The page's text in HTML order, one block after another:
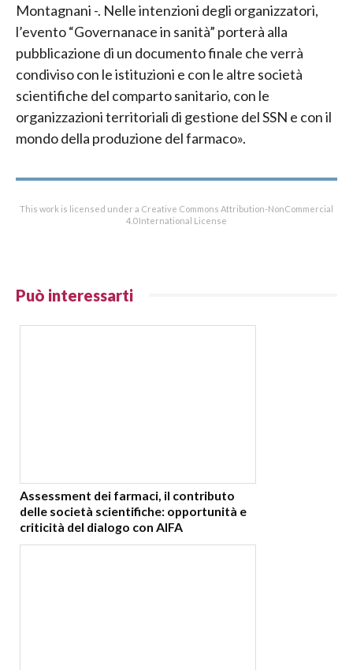
Montagnani -. Nelle intenzioni degli organizzatori,
l’evento “Governanace in sanità” porterà alla
pubblicazione di un documento finale che verrà
condiviso con le istituzioni e con le altre società
scientifiche del comparto sanitario, con le
organizzazioni territoriali di gestione del SSN e con il
mondo della produzione del farmaco».
This work is licensed under a Creative Commons Attribution-NonCommercial
4.0 International License
Può interessarti
Assessment dei farmaci, il contributo
delle società scientifiche: opportunità e
criticità del dialogo con AIFA